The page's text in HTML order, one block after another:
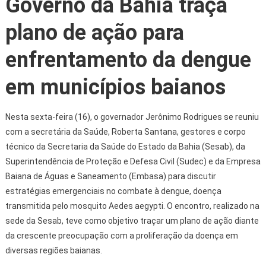
Governo da Bahia traça
plano de ação para
enfrentamento da dengue
em municípios baianos
Nesta sexta-feira (16), o governador Jerônimo Rodrigues se reuniu
com a secretária da Saúde, Roberta Santana, gestores e corpo
técnico da Secretaria da Saúde do Estado da Bahia (Sesab), da
Superintendência de Proteção e Defesa Civil (Sudec) e da Empresa
Baiana de Águas e Saneamento (Embasa) para discutir
estratégias emergenciais no combate à dengue, doença
transmitida pelo mosquito Aedes aegypti. O encontro, realizado na
sede da Sesab, teve como objetivo traçar um plano de ação diante
da crescente preocupação com a proliferação da doença em
diversas regiões baianas.